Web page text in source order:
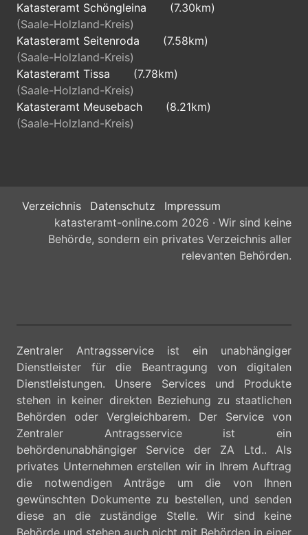
Katasteramt Schöngleina
(7.30km)
(Saale-Holzland-Kreis)
Katasteramt Seitenroda
(7.58km)
(Saale-Holzland-Kreis)
Katasteramt Tissa
(7.78km)
(Saale-Holzland-Kreis)
Katasteramt Meusebach
(8.21km)
(Saale-Holzland-Kreis)
Verzeichnis Datenschutz
Impressum
katasteramt-online.com 2026 · Wir sind keine
Behörde, sondern ein privates Verzeichnis aller
relevanten Behörden.
Zentraler Antragsservice ist ein unabhängiger
Dienstleister für die Beantragung von digitalen
Dienstleistungen. Unsere Services und Produkte
stehen in keiner direkten Beziehung zu staatlichen
Behörden oder Vergleichbarem. Der Service von
Zentraler Antragsservice ist ein
behördenunabhängiger Service der ZA Ltd.. Als
privates Unternehmen erstellen wir in Ihrem Auftrag
die notwendigen Anträge um die von Ihnen
gewünschten Dokumente zu bestellen, und senden
diese an die zuständige Stelle. Wir sind keine
Behörde und stehen auch nicht mit Behörden in einer